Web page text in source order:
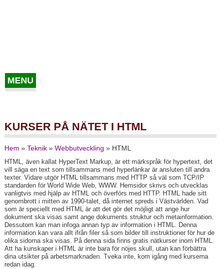
MENU
KURSER PÅ NÄTET I HTML
Hem » Teknik» Webbutveckling » HTML
HTML, även kallat HyperText Markup, är ett märkspråk för hypertext, det
vill säga en text som tillsammans med hyperlänkar är ansluten till andra
texter. Vidare utgör HTML tillsammans med HTTP så väl som TCP/IP
standarden för World Wide Web, WWW. Hemsidor skrivs och utvecklas
vanligtvis med hjälp av HTML och överförs med HTTP. HTML hade sitt
genombrott i mitten av 1990-talet, då internet spreds i Västvärlden. Vad
som är speciellt med HTML är att det gör det möjligt att ange hur
dokument ska visas samt ange dokuments struktur och metainformation.
Dessutom kan man infoga annan typ av information i HTML. Denna
information kan vara allt ifrån filer så som bilder till instruktioner för hur de
olika sidorna ska visas. På denna sida finns gratis nätkurser inom HTML.
Att ha kunskaper i HTML är inte bara för nöjes skull, utan kan förbättra
dina utsikter på arbetsmarknaden. Tveka inte, kom igång med kurserna
redan idag.